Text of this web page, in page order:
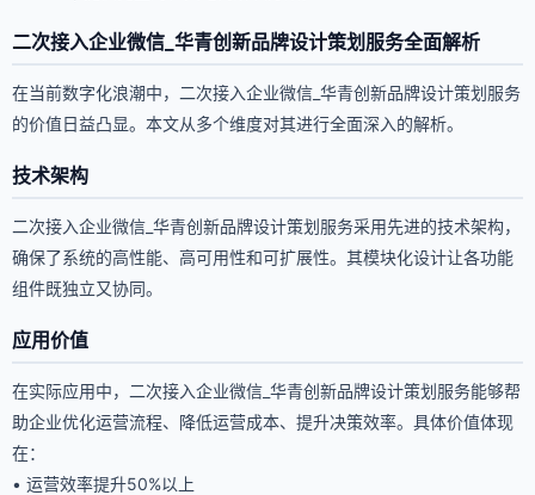
二次接入企业微信_华青创新品牌设计策划服务全面解析
在当前数字化浪潮中，二次接入企业微信_华青创新品牌设计策划服务
的价值日益凸显。本文从多个维度对其进行全面深入的解析。
技术架构
二次接入企业微信_华青创新品牌设计策划服务采用先进的技术架构，
确保了系统的高性能、高可用性和可扩展性。其模块化设计让各功能
组件既独立又协同。
应用价值
在实际应用中，二次接入企业微信_华青创新品牌设计策划服务能够帮
助企业优化运营流程、降低运营成本、提升决策效率。具体价值体现
在：
• 运营效率提升50%以上